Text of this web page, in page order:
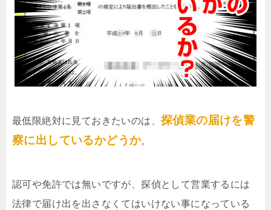
最低限絶対に見ておきたいのは、 探偵業の届けを警
察に出しているかどうか。
認可や免許では無いですが、探偵として営業するには
法律で届け出を出さなくてはいけない事になっている